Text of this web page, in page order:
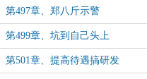
第497章、郑八斤示警
第499章、坑到自己头上
第501章、提高待遇搞研发